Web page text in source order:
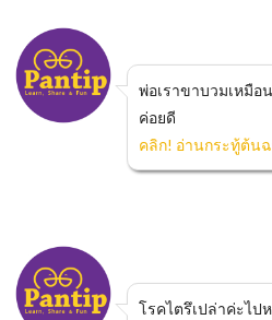
พ่อเราขาบวมเหมือ
ค่อยดี
คลิก! อ่านกระทู้ต้น
โรคไตรึเปล่าค่ะไป